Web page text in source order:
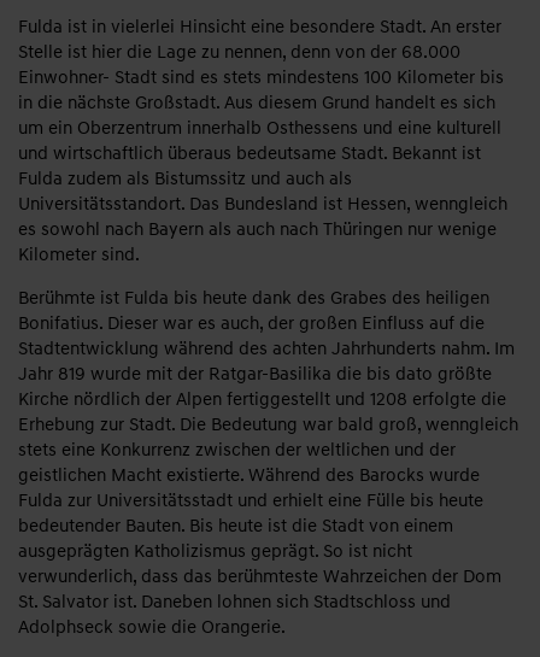
Fulda ist in vielerlei Hinsicht eine besondere Stadt. An erster
Stelle ist hier die Lage zu nennen, denn von der 68.000
Einwohner- Stadt sind es stets mindestens 100 Kilometer bis
in die nächste Großstadt. Aus diesem Grund handelt es sich
um ein Oberzentrum innerhalb Osthessens und eine kulturell
und wirtschaftlich überaus bedeutsame Stadt. Bekannt ist
Fulda zudem als Bistumssitz und auch als
Universitätsstandort. Das Bundesland ist Hessen, wenngleich
es sowohl nach Bayern als auch nach Thüringen nur wenige
Kilometer sind.
Berühmte ist Fulda bis heute dank des Grabes des heiligen
Bonifatius. Dieser war es auch, der großen Einfluss auf die
Stadtentwicklung während des achten Jahrhunderts nahm. Im
Jahr 819 wurde mit der Ratgar-Basilika die bis dato größte
Kirche nördlich der Alpen fertiggestellt und 1208 erfolgte die
Erhebung zur Stadt. Die Bedeutung war bald groß, wenngleich
stets eine Konkurrenz zwischen der weltlichen und der
geistlichen Macht existierte. Während des Barocks wurde
Fulda zur Universitätsstadt und erhielt eine Fülle bis heute
bedeutender Bauten. Bis heute ist die Stadt von einem
ausgeprägten Katholizismus geprägt. So ist nicht
verwunderlich, dass das berühmteste Wahrzeichen der Dom
St. Salvator ist. Daneben lohnen sich Stadtschloss und
Adolphseck sowie die Orangerie.